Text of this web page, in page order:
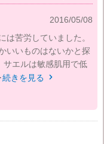
2016/05/08
は苦労していました。
いいものはないかと探
サエルは敏感肌用で低
続きを見る 